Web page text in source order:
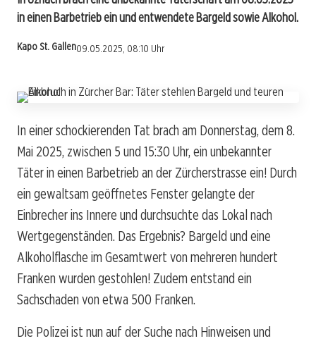
in einen Barbetrieb ein und entwendete Bargeld sowie Alkohol.
Kapo St. Gallen09.05.2025, 08:10 Uhr
In einer schockierenden Tat brach am Donnerstag, dem 8.
Mai 2025, zwischen 5 und 15:30 Uhr, ein unbekannter
Täter in einen Barbetrieb an der Zürcherstrasse ein! Durch
ein gewaltsam geöffnetes Fenster gelangte der
Einbrecher ins Innere und durchsuchte das Lokal nach
Wertgegenständen. Das Ergebnis? Bargeld und eine
Alkoholflasche im Gesamtwert von mehreren hundert
Franken wurden gestohlen! Zudem entstand ein
Sachschaden von etwa 500 Franken.
Die Polizei ist nun auf der Suche nach Hinweisen und